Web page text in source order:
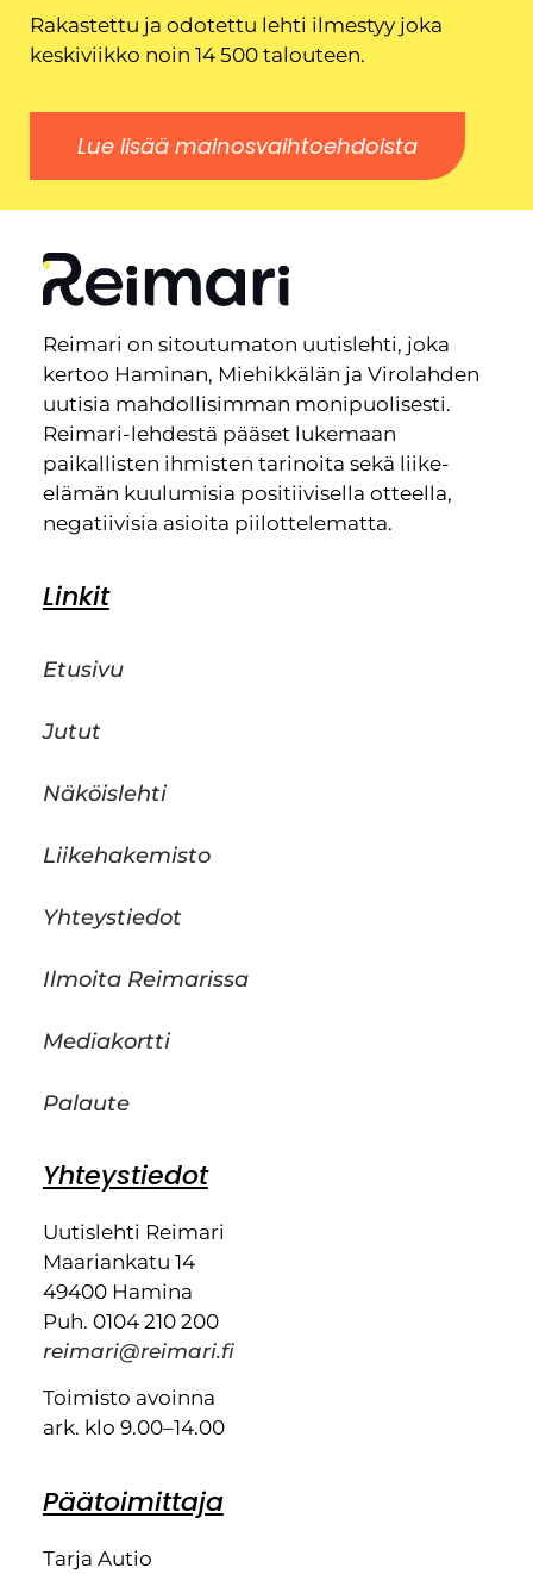
Rakastettu ja odotettu lehti ilmestyy joka
keskiviikko noin 14 500 talouteen.
Lue lisää mainosvaihtoehdoista
Reimari on sitoutumaton uutislehti, joka
kertoo Haminan, Miehikkälän ja Virolahden
uutisia mahdollisimman monipuolisesti.
Reimari-lehdestä pääset lukemaan
paikallisten ihmisten tarinoita sekä liike-
elämän kuulumisia positiivisella otteella,
negatiivisia asioita piilottelematta.
Linkit
Etusivu
Jutut
Näköislehti
Liikehakemisto
Yhteystiedot
Ilmoita Reimarissa
Mediakortti
Palaute
Yhteystiedot
Uutislehti Reimari
Maariankatu 14
49400 Hamina
Puh. 0104 210 200
reimari@reimari.fi
Toimisto avoinna
ark. klo 9.00–14.00
Päätoimittaja
Tarja Autio